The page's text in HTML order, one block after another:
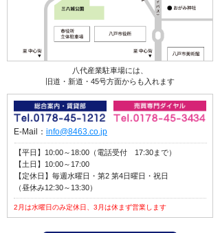
八代産業駐車場には、
旧道・新道・45号方面からも入れます
E-Mail： info@8463.co.jp
【平日】10:00～18:00（電話受付 17:30まで）
【土日】10:00～17:00
【定休日】毎週水曜日・第2 第4日曜日・祝日
（昼休み12:30～13:30）
2月は水曜日のみ定休日、3月は休まず営業します